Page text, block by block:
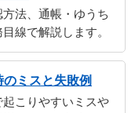
法、通帳・ゆうち
線で解説します。
ミスと失敗例
こりやすいミスや